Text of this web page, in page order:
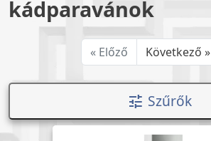
kádparavánok
« Előző Következő »
tune Szűrők